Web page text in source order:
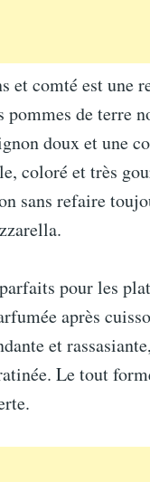
comté est une
de terre
doux et une
coloré et très
sans refaire
pour les
après
et
Le tout